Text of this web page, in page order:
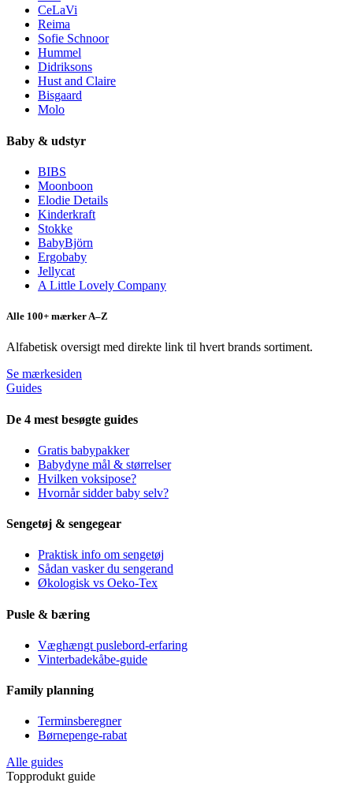
CeLaVi
Reima
Sofie Schnoor
Hummel
Didriksons
Hust and Claire
Bisgaard
Molo
Baby & udstyr
BIBS
Moonboon
Elodie Details
Kinderkraft
Stokke
BabyBjörn
Ergobaby
Jellycat
A Little Lovely Company
Alle 100+ mærker A–Z
Alfabetisk oversigt med direkte link til hvert brands sortiment.
Se mærkesiden
Guides
De 4 mest besøgte guides
Gratis babypakker
Babydyne mål & størrelser
Hvilken voksipose?
Hvornår sidder baby selv?
Sengetøj & sengegear
Praktisk info om sengetøj
Sådan vasker du sengerand
Økologisk vs Oeko-Tex
Pusle & bæring
Væghængt puslebord-erfaring
Vinterbadekåbe-guide
Family planning
Terminsberegner
Børnepenge-rabat
Alle guides
Topprodukt guide